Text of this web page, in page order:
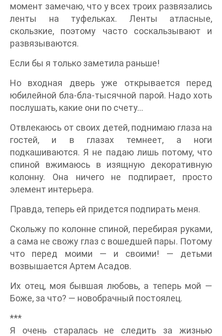
момент замечаю, что у всех троих развязались
ленты на туфельках. Ленты атласные,
скользкие, поэтому часто соскальзывают и
развязываются.
Если бы я только заметила раньше!
Но входная дверь уже открывается перед
юбилейной бла-бла-тысячной парой. Надо хоть
послушать, какие они по счету…
Отвлекаюсь от своих детей, поднимаю глаза на
гостей, и в глазах темнеет, а ноги
подкашиваются. Я не падаю лишь потому, что
спиной вжимаюсь в изящную декоративную
колонну. Она ничего не подпирает, просто
элемент интерьера.
Правда, теперь ей придется подпирать меня.
Скольжу по колонне спиной, перебирая руками,
а сама не свожу глаз с вошедшей пары. Потому
что перед моими — и своими! — детьми
возвышается Артем Асадов.
Их отец, моя бывшая любовь, а теперь мой —
Боже, за что? — новобрачный постоялец.
***
Я очень старалась не следить за жизнью